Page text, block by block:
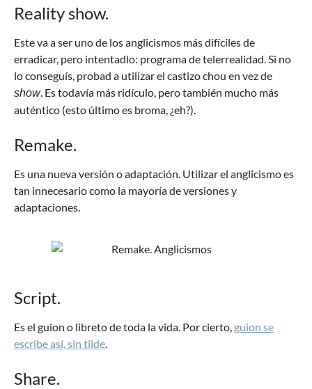
Reality show.
Este va a ser uno de los anglicismos más difíciles de
erradicar, pero intentadlo: programa de telerrealidad. Si no
lo conseguís, probad a utilizar el castizo chou en vez de
show. Es todavía más ridículo, pero también mucho más
auténtico (esto último es broma, ¿eh?).
Remake.
Es una nueva versión o adaptación. Utilizar el anglicismo es
tan innecesario como la mayoría de versiones y
adaptaciones.
Script.
Es el guion o libreto de toda la vida. Por cierto, guion se
escribe así, sin tilde.
Share.